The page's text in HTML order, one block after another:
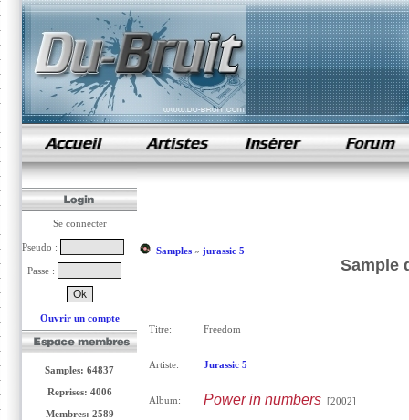
samples de rap
Se connecter
Pseudo :
Passe :
Ouvrir un compte
Samples: 64837
Reprises: 4006
Membres: 2589
Samples» jurassic 5
Sample
Titre: Freedom
Artiste: Jurassic 5
Album: Power in numbers[2002]